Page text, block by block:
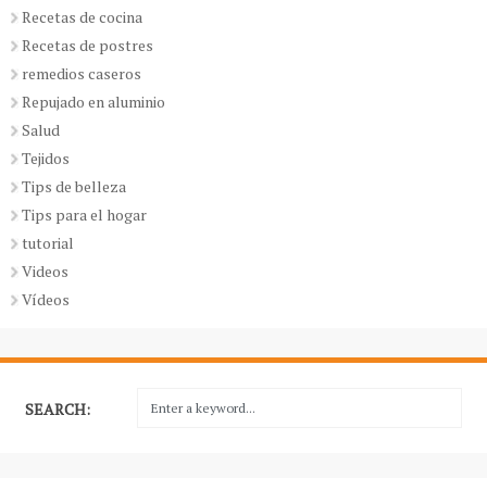
Recetas de cocina
Recetas de postres
remedios caseros
Repujado en aluminio
Salud
Tejidos
Tips de belleza
Tips para el hogar
tutorial
Videos
Vídeos
SEARCH: